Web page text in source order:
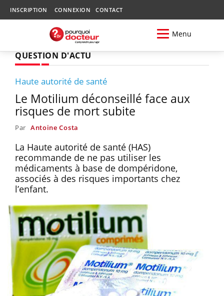
INSCRIPTION CONNEXION CONTACT
Menu
QUESTION D'ACTU
Haute autorité de santé
Le Motilium déconseillé face aux
risques de mort subite
Par Antoine Costa
La Haute autorité de santé (HAS)
recommande de ne pas utiliser les
médicaments à base de dompéridone,
associés à des risques importants chez
l’enfant.